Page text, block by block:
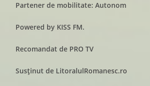
Partener de mobilitate: Autonom
Powered by KISS FM.
Recomandat de PRO TV
Susținut de LitoralulRomanesc.ro